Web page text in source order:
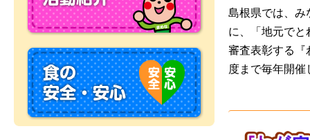
島根県では、
に、「地元で
審査表彰する
度まで毎年開